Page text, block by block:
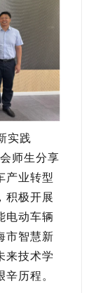
实践
师生分享
产业转型
积极开展
电动车辆
市智慧新
来技术学
历程。